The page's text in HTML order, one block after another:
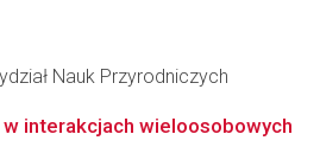
Nauk Przyrodniczych
interakcjach wieloosobowych